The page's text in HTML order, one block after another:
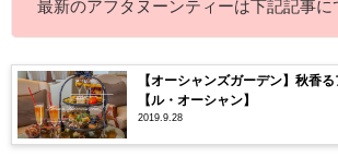
最新のアフタヌーンティーは下記記事に
【オーシャンズガーデン】秋香
【ル・オーシャン】
2019.9.28